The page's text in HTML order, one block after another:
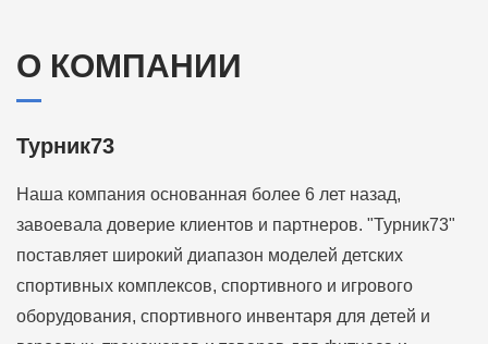
О КОМПАНИИ
Турник73
Наша компания основанная более 6 лет назад,
завоевала доверие клиентов и партнеров. "Турник73"
поставляет широкий диапазон моделей детских
спортивных комплексов, спортивного и игрового
оборудования, спортивного инвентаря для детей и